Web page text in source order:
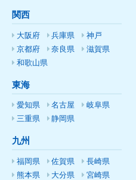
関西
大阪府 兵庫県
神戸
京都府
奈良県
滋賀県
和歌山県
東海
愛知県 名古屋
岐阜県
三重県
静岡県
九州
福岡県 佐賀県
長崎県
熊本県
大分県
宮崎県